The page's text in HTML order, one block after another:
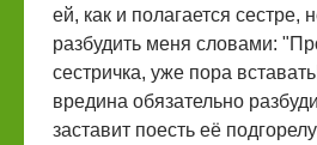
ей, как и полагается сестре,
разбудить меня словами:
сестричка, уже пора
вредина обязательно
заставит поесть её